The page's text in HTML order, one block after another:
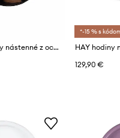
Yamazaki hodiny nástenné z ocele 26,5 x 4,2 x 26,5 cm
*-15 % s
129,90 €